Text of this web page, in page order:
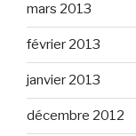
mars 2013
février 2013
janvier 2013
décembre 2012